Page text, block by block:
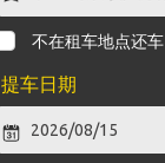
不在租车地点还车
提车日期